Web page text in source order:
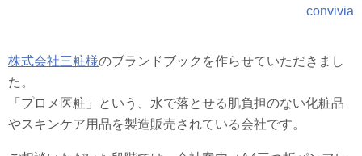
convivia
株式会社三粧様のブランドブックを作らせていただきまし
た。
「プロメ医粧」という、水で落とせる肌負担のない化粧品
やスキンケア用品を製造販売されている会社です。